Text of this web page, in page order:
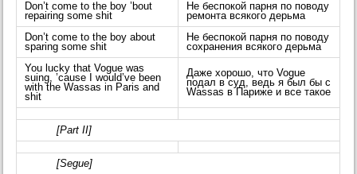
Don’t come to the boy ’bout
repairing some shit
Не беспокой парня по поводу
ремонта всякого дерьма
Don’t come to the boy about
sparing some shit
Не беспокой парня по поводу
сохранения всякого дерьма
You lucky that Vogue was
suing, ’cause I would’ve been
with the Wassas in Paris and
shit
Даже хорошо, что Vogue
подал в суд, ведь я был бы с
Wassas в Париже и все такое
[Part II]
[Segue]